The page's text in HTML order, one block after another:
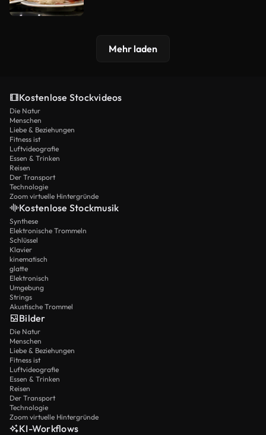
Mehr laden
Kostenlose Stockvideos
Die Natur
Menschen
Liebe & Beziehungen
Fitness ist
Luftvideografie
Essen & Trinken
Reisen
Der Transport
Technologie
Zoom virtuelle Hintergründe
Kostenlose Stockmusik
Synthese
Elektronische Trommeln
Schlüssel
Klavier
kinematisch
glatte
Elektronisch
Umgebung
Strings
Akustische Trommel
Bilder
Die Natur
Menschen
Liebe & Beziehungen
Fitness ist
Luftvideografie
Essen & Trinken
Reisen
Der Transport
Technologie
Zoom virtuelle Hintergründe
KI-Workflows